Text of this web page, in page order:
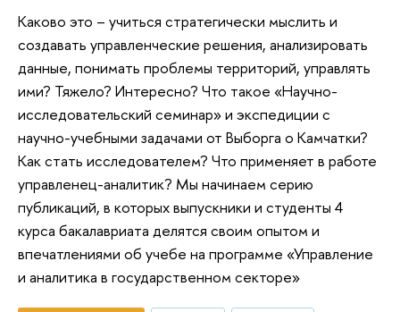
Каково это – учиться стратегически мыслить и
создавать управленческие решения, анализировать
данные, понимать проблемы территорий, управлять
ими? Тяжело? Интересно? Что такое «Научно-
исследовательский семинар» и экспедиции с
научно-учебными задачами от Выборга о Камчатки?
Как стать исследователем? Что применяет в работе
управленец-аналитик? Мы начинаем серию
публикаций, в которых выпускники и студенты 4
курса бакалавриата делятся своим опытом и
впечатлениями об учебе на программе «Управление
и аналитика в государственном секторе»